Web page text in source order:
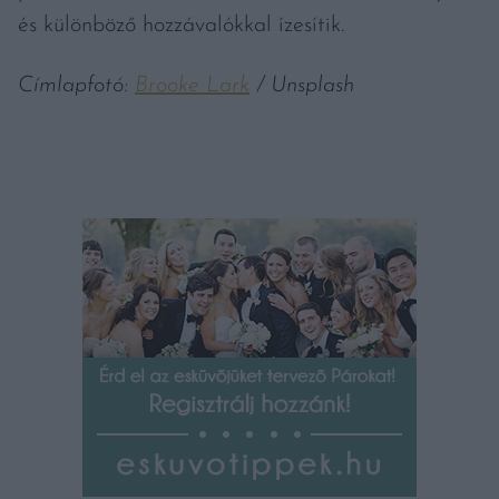
és különböző hozzávalókkal ízesítik.
Címlapfotó: Brooke Lark / Unsplash